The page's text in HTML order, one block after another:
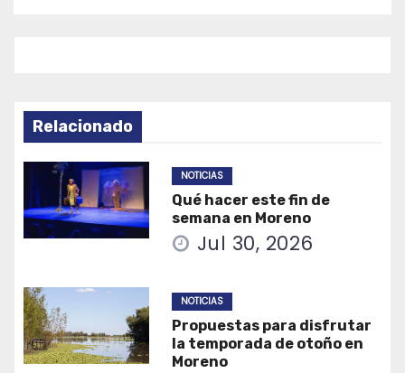
Relacionado
NOTICIAS
Qué hacer este fin de
semana en Moreno
Jul 30, 2026
NOTICIAS
Propuestas para disfrutar
la temporada de otoño en
Moreno